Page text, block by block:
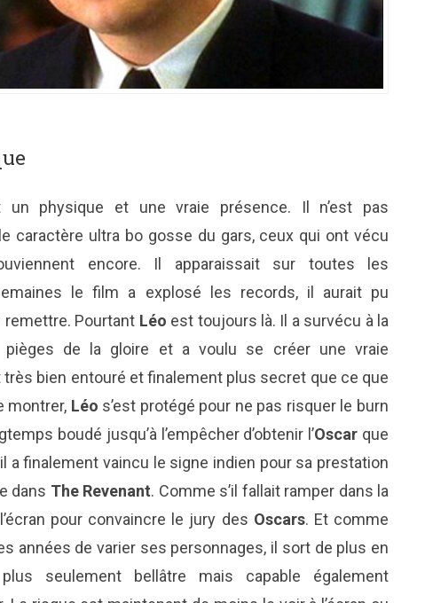
un physique et une vraie présence. Il n’est pas
caractère ultra bo gosse du gars, ceux qui ont vécu
encore. Il apparaissait sur toutes les
le film a explosé les records, il aurait pu
remettre. Pourtant Léo est toujours là. Il a survécu à la
pièges de la gloire et a voulu se créer une vraie
bien entouré et finalement plus secret que ce que
montrer, Léo s’est protégé pour ne pas risquer le burn
boudé jusqu’à l’empêcher d’obtenir l’Oscar que
a finalement vaincu le signe indien pour sa prestation
dans The Revenant. Comme s’il fallait ramper dans la
pour convaincre le jury des Oscars. Et comme
années de varier ses personnages, il sort de plus en
seulement bellâtre mais capable également